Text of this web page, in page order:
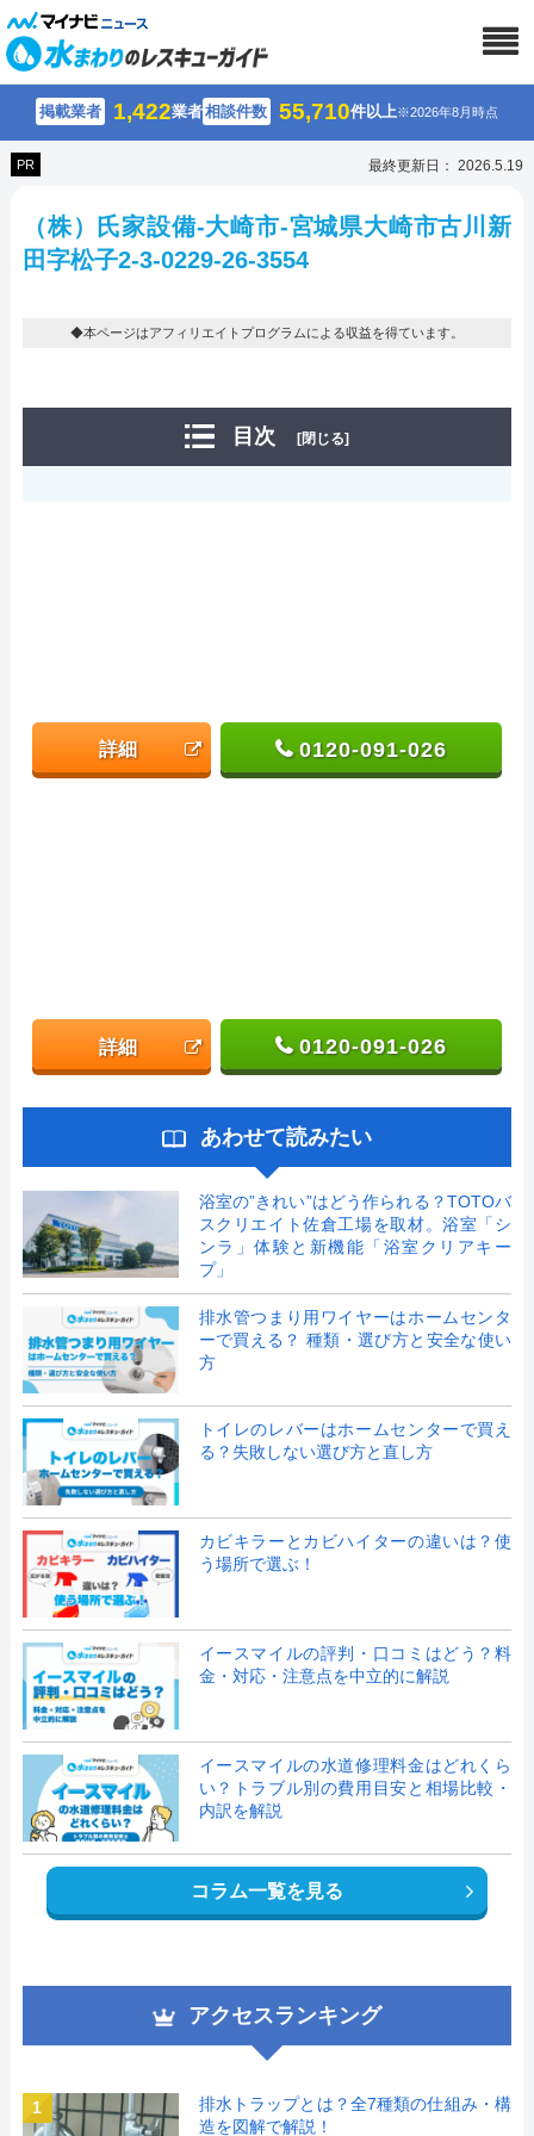
掲載業者 1,422業者相談件数 55,710件以上※2026年8月時点
PR 最終更新日： 2026.5.19
（株）氏家設備-大崎市-宮城県大崎市古川新
田字松子2-3-0229-26-3554
◆本ページはアフィリエイトプログラムによる収益を得ています。
目次 [閉じる]
詳細 0120-091-026
詳細 0120-091-026
あわせて読みたい
浴室の”きれい”はどう作られる？TOTOバ
スクリエイト佐倉工場を取材。浴室「シ
ンラ」体験と新機能「浴室クリアキー
プ」
排水管つまり用ワイヤーはホームセンタ
ーで買える？ 種類・選び方と安全な使い
方
トイレのレバーはホームセンターで買え
る？失敗しない選び方と直し方
カビキラーとカビハイターの違いは？使
う場所で選ぶ！
イースマイルの評判・口コミはどう？料
金・対応・注意点を中立的に解説
イースマイルの水道修理料金はどれくら
い？トラブル別の費用目安と相場比較・
内訳を解説
コラム一覧を見る
アクセスランキング
1
排水トラップとは？全7種類の仕組み・構
造を図解で解説！